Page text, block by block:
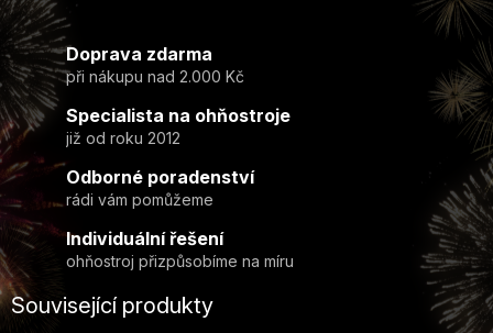
Doprava zdarma
při nákupu nad 2.000 Kč
Specialista na ohňostroje
již od roku 2012
Odborné poradenství
rádi vám pomůžeme
Individuální řešení
ohňostroj přizpůsobíme na míru
Související produkty